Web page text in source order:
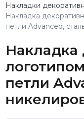
Накладки
Накладка
петли Advanced,
Накладка
петли